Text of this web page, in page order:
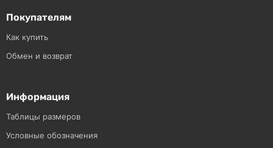
Покупателям
Как купить
Обмен и возврат
Информация
Таблицы размеров
Условные обозначения